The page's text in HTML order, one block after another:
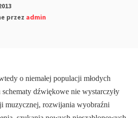
przez admin
o niemałej populacji młodych
dźwiękowe nie wystarczyły
muzycznej, rozwijania wyobraźni